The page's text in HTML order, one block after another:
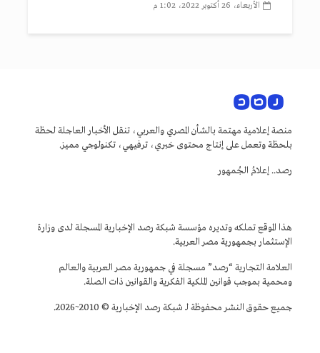
الأربعاء، 26 أكتوبر 2022، 1:02 م
منصة إعلامية مهتمة بالشأن المصري والعربي، تنقل الأخبار العاجلة لحظة
بلحظة وتعمل على إنتاج محتوى خبري، ترفيهي، تكنولوجي مميز.
رصد.. إعلامُ الجُمهور
هذا الموقع تملكه وتديره مؤسسة شبكة رصد الإخبارية المسجلة لدى وزارة
الإستثمار بجمهورية مصر العربية.
العلامة التجارية “رصد” مسجلة في جمهورية مصر العربية والعالم
ومحمية بموجب قوانين الملكية الفكرية والقوانين ذات الصلة.
جميع حقوق النشر محفوظة لـ شبكة رصد الإخبارية © 2010~2026.